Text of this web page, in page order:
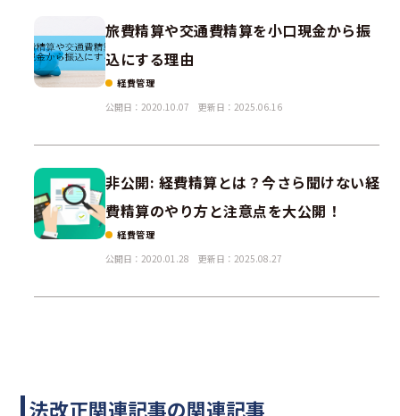
旅費精算や交通費精算を小口現金から振
込にする理由
経費管理
公開日：2020.10.07
更新日：2025.06.16
非公開: 経費精算とは？今さら聞けない経
費精算のやり方と注意点を大公開！
経費管理
公開日：2020.01.28
更新日：2025.08.27
法改正関連記事の関連記事